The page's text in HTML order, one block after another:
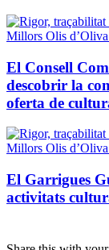
El Consell
descobrir la
oferta de
El Garrigues
activitats